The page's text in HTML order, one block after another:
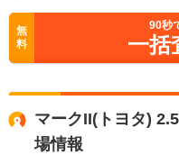
無
料
90秒
一括
マークII(トヨタ)
場情報